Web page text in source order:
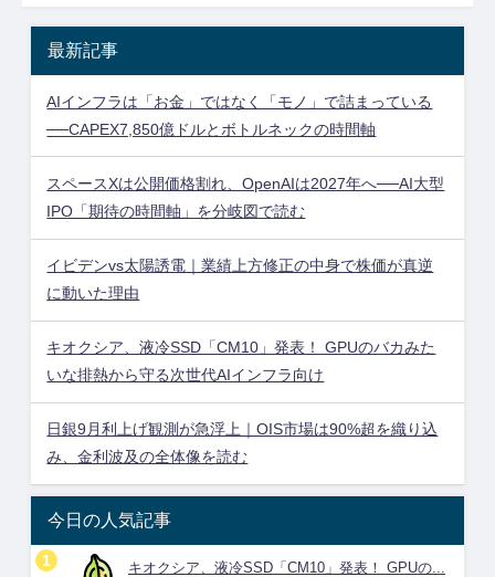
最新記事
AIインフラは「お金」ではなく「モノ」で詰まっている
──CAPEX7,850億ドルとボトルネックの時間軸
スペースXは公開価格割れ、OpenAIは2027年へ──AI大型
IPO「期待の時間軸」を分岐図で読む
イビデンvs太陽誘電｜業績上方修正の中身で株価が真逆
に動いた理由
キオクシア、液冷SSD「CM10」発表！ GPUのバカみた
いな排熱から守る次世代AIインフラ向け
日銀9月利上げ観測が急浮上｜OIS市場は90%超を織り込
み、金利波及の全体像を読む
今日の人気記事
キオクシア、液冷SSD「CM10」発表！ GPUの...